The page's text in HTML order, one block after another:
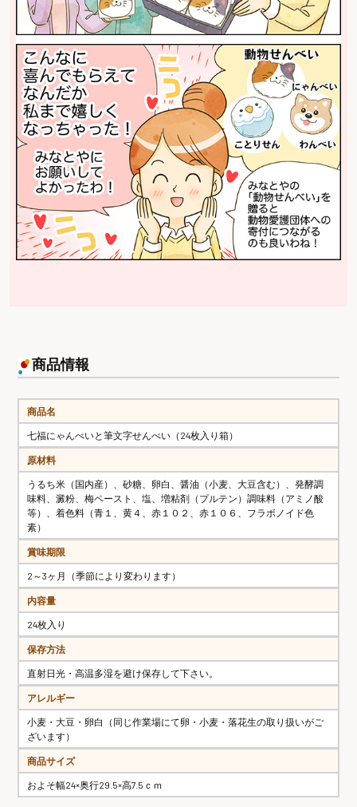
商品情報
商品名
七福にゃんべいと筆文字せんべい（24枚入り箱）
原材料
うるち米（国内産）、砂糖、卵白、醤油（小麦、大豆含む）、発酵調
味料、澱粉、梅ペースト、塩、増粘剤（プルテン）調味料（アミノ酸
等）、着色料（青１、黄４、赤１０２、赤１０６、フラボノイド色
素）
賞味期限
2～3ヶ月（季節により変わります）
内容量
24枚入り
保存方法
直射日光・高温多湿を避け保存して下さい。
アレルギー
小麦・大豆・卵白（同じ作業場にて卵・小麦・落花生の取り扱いがご
ざいます）
商品サイズ
およそ幅24×奥行29.5×高7.5ｃｍ